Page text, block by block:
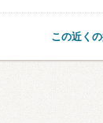
この近く